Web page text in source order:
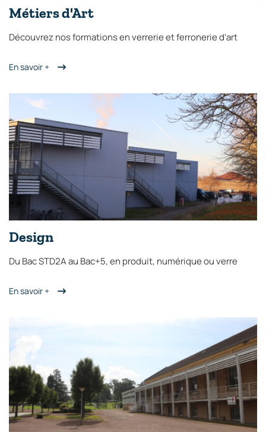
Métiers d'Art
Découvrez nos formations en verrerie et ferronerie d'art
En savoir +
Design
Du Bac STD2A au Bac+5, en produit, numérique ou verre
En savoir +